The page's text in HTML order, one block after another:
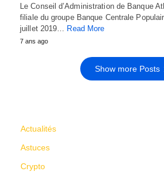
Le Conseil d’Administration de Banque
filiale du groupe Banque Centrale
juillet 2019… Read More
7 ans ago
Show more Posts
Actualités
Astuces
Crypto